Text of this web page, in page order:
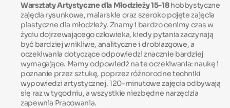
Warsztaty Artystyczne dla Młodzieży 15-18hobbystyczne
zajęcia rysunkowe, malarskie oraz szeroko pojęte zajęcia
plastyczne dla młodzieży. Znamy i bardzo cenimy czas w
życiu dojrzewającego człowieka, kiedy pytania zaczynają
być bardziej wnikliwe, analityczne i drobiazgowe, a
oczekiwania dotyczące odpowiedzi znacznie bardziej
wymagające. Mamy odpowiedź na te oczekiwania: naukę i
poznanie przez sztukę, poprzez różnorodne techniki
wypowiedzi artystycznej. 120-minutowe zajęcia odbywają
się raz w tygodniu, a wszystkie niezbędne narzędzia
zapewnia Pracowania.